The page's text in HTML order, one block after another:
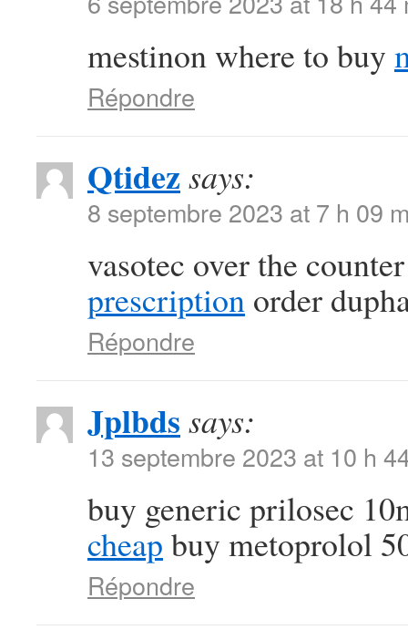
mestinon where to buy
Répondre
Qtidez says:
8 septembre 2023 at 7 h 09
vasotec over the
prescription order
Répondre
Jplbds says:
13 septembre 2023 at 10 h
buy generic prilosec
cheap buy metoprolol
Répondre